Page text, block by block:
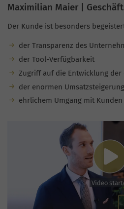
Maximilian Maier |
Der Kunde ist besonders
der Transparenz des
der Tool-Verfügbarkeit
Zugriff auf die Entwicklung der
der enormen Umsatzsteigerung
ehrlichem Umgang mit Kunden